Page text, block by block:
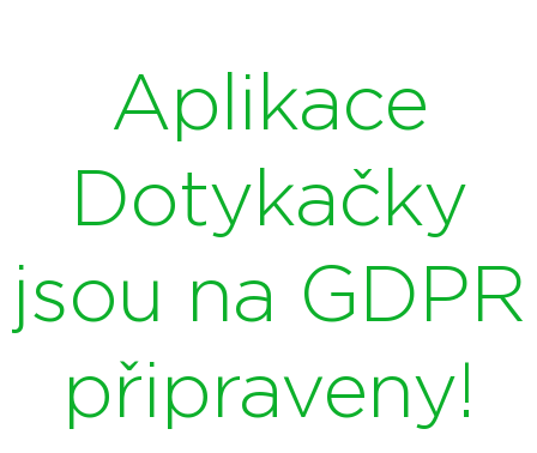
Aplikace
Dotykačky
jsou na GDPR
připraveny!